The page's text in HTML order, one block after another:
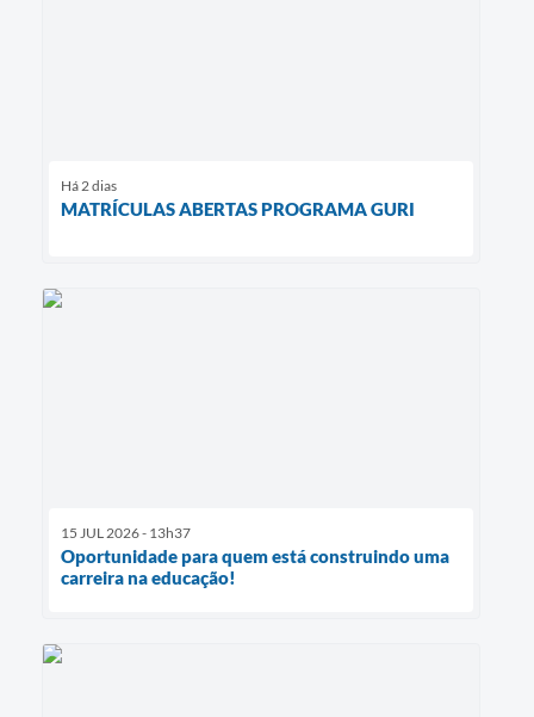
Há 2 dias
MATRÍCULAS ABERTAS PROGRAMA GURI
15 JUL 2026 - 13h37
Oportunidade para quem está construindo uma
carreira na educação!